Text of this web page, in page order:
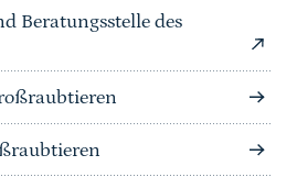
Beratungsstelle des